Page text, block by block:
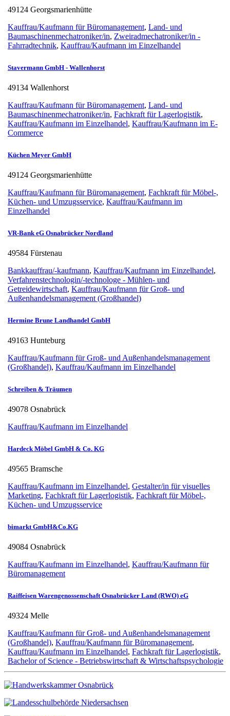
49124 Georgsmarienhütte
Kauffrau/Kaufmann für Büromanagement, Land- und
Baumaschinenmechatroniker/in, Zweiradmechatroniker/in -
Fahrradtechnik, Kauffrau/Kaufmann im Einzelhandel
Stavermann GmbH - Wallenhorst
49134 Wallenhorst
Kauffrau/Kaufmann für Büromanagement, Land- und
Baumaschinenmechatroniker/in, Fachkraft für Lagerlogistik,
Kauffrau/Kaufmann im Einzelhandel, Kauffrau/Kaufmann im E-
Commerce
Küchen Meyer GmbH
49124 Georgsmarienhütte
Kauffrau/Kaufmann für Büromanagement, Fachkraft für Möbel-,
Küchen- und Umzugsservice, Kauffrau/Kaufmann im
Einzelhandel
VR-Bank eG Osnabrücker Nordland
49584 Fürstenau
Bankkauffrau/-kaufmann, Kauffrau/Kaufmann im Einzelhandel,
Verfahrenstechnologin/-technologe - Mühlen- und
Getreidewirtschaft, Kauffrau/Kaufmann für Groß- und
Außenhandelsmanagement (Großhandel)
Hermine Brune Landhandel GmbH
49163 Hunteburg
Kauffrau/Kaufmann für Groß- und Außenhandelsmanagement
(Großhandel), Kauffrau/Kaufmann im Einzelhandel
Schreiben & Träumen
49078 Osnabrück
Kauffrau/Kaufmann im Einzelhandel
Hardeck Möbel GmbH & Co. KG
49565 Bramsche
Kauffrau/Kaufmann im Einzelhandel, Gestalter/in für visuelles
Marketing, Fachkraft für Lagerlogistik, Fachkraft für Möbel-,
Küchen- und Umzugsservice
bimarkt GmbH&Co.KG
49084 Osnabrück
Kauffrau/Kaufmann im Einzelhandel, Kauffrau/Kaufmann für
Büromanagement
Raiffeisen Warengenossenschaft Osnabrücker Land (RWO) eG
49324 Melle
Kauffrau/Kaufmann für Groß- und Außenhandelsmanagement
(Großhandel), Kauffrau/Kaufmann für Büromanagement,
Kauffrau/Kaufmann im Einzelhandel, Fachkraft für Lagerlogistik,
Bachelor of Science - Betriebswirtschaft & Wirtschaftspsychologie